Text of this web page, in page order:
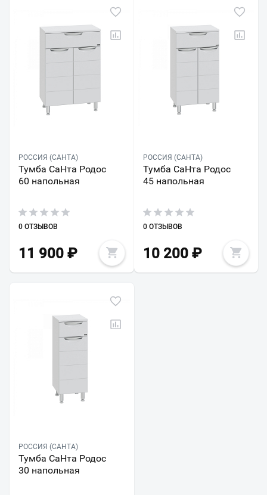
РОССИЯ (САНТА)
Тумба СаНта Родос
60 напольная
0 ОТЗЫВОВ
11 900 ₽
РОССИЯ (САНТА)
Тумба СаНта Родос
45 напольная
0 ОТЗЫВОВ
10 200₽
РОССИЯ (САНТА)
Тумба СаНта Родос
30 напольная